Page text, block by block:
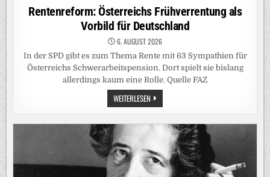
in
Rentenreform: Österreichs Frühverrentung als
Vorbild für Deutschland
6. AUGUST 2026
In der SPD gibt es zum Thema Rente mit 63 Sympathien für
Österreichs Schwerarbeitspension. Dort spielt sie bislang
allerdings kaum eine Rolle. Quelle FAZ
WEITERLESEN RENTENREFORM:
ÖSTERREICHS
FRÜHVERRENTUNG
ALS
VORBILD
DEUTSCHLAND